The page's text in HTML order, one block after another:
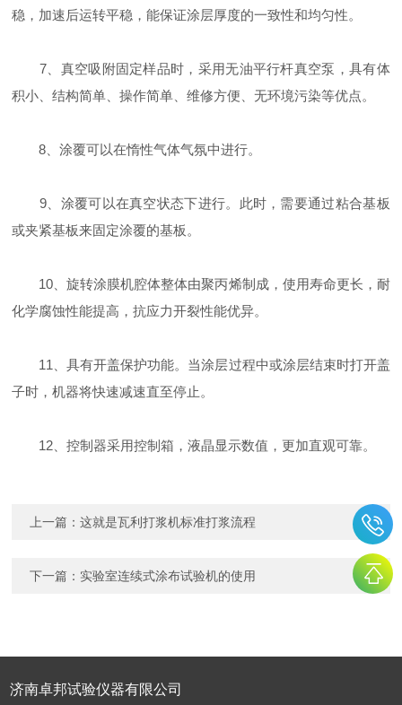
稳，加速后运转平稳，能保证涂层厚度的一致性和均匀性。
7、真空吸附固定样品时，采用无油平行杆真空泵，具有体
积小、结构简单、操作简单、维修方便、无环境污染等优点。
8、涂覆可以在惰性气体气氛中进行。
9、涂覆可以在真空状态下进行。此时，需要通过粘合基板
或夹紧基板来固定涂覆的基板。
10、旋转涂膜机腔体整体由聚丙烯制成，使用寿命更长，耐
化学腐蚀性能提高，抗应力开裂性能优异。
11、具有开盖保护功能。当涂层过程中或涂层结束时打开盖
子时，机器将快速减速直至停止。
12、控制器采用控制箱，液晶显示数值，更加直观可靠。
上一篇：这就是瓦利打浆机标准打浆流程
下一篇： 实验室连续式涂布试验机的使用
济南卓邦试验仪器有限公司